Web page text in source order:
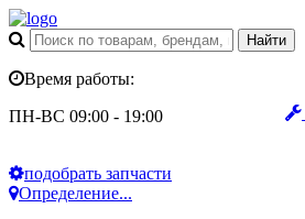
Время работы:
ПН-ВС 09:00 - 19:00
подобрать запчасти
Определение...